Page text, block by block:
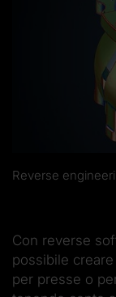
Reverse
Con reverse
possibile
per presse o